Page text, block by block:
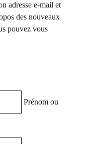
adresse e-mail et
des nouveaux
pouvez vous
Prénom ou